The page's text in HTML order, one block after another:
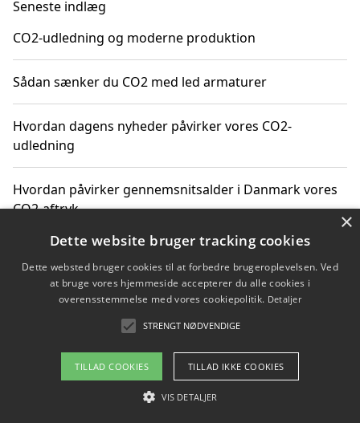
Seneste indlæg
CO2-udledning og moderne produktion
Sådan sænker du CO2 med led armaturer
Hvordan dagens nyheder påvirker vores CO2-
udledning
Hvordan påvirker gennemsnitsalder i Danmark vores
CO2-aftryk
Hvordan nyheder om CO2-udledning påvirker vores
hverdag
Om / kontakt
Blog Betingelser
×
Dette website bruger tracking cookies
Dette websted bruger cookies til at forbedre brugeroplevelsen. Ved
at bruge vores hjemmeside accepterer du alle cookies i
overensstemmelse med vores cookiepolitik. Detaljer
STRENGT NØDVENDIGE
TILLAD COOKIES TILLAD IKKE COOKIES
VIS DETALJER